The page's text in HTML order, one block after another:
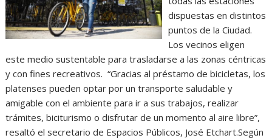
dispuestas en distintos
puntos de la Ciudad.
Los vecinos eligen
este medio sustentable para trasladarse a las zonas céntricas
y con fines recreativos. “Gracias al préstamo de bicicletas, los
platenses pueden optar por un transporte saludable y
amigable con el ambiente para ir a sus trabajos, realizar
trámites, biciturismo o disfrutar de un momento al aire libre”,
resaltó el secretario de Espacios Públicos, José Etchart.Según